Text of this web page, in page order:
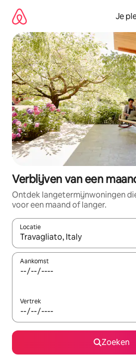
direct
naar
inhoud
Je
Verblijven van een
Ontdek langetermijnwoningen
voor een maand of langer.
Locatie
Wanneer er resultaten
Aankomst
Vertrek
Zoeken